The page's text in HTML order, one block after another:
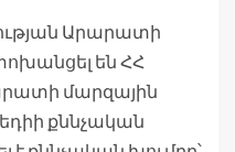
Արարատի
են ՀՀ
մարզային
քննչական